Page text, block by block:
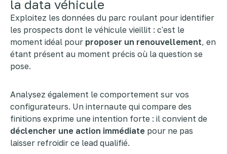
la data véhicule
Exploitez les données du parc roulant pour identifier
les prospects dont le véhicule vieillit : c'est le
moment idéal pour proposer un renouvellement, en
étant présent au moment précis où la question se
pose.
Analysez également le comportement sur vos
configurateurs. Un internaute qui compare des
finitions exprime une intention forte : il convient de
déclencher une action immédiate pour ne pas
laisser refroidir ce lead qualifié.